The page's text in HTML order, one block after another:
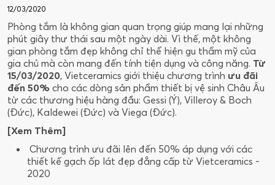
12/03/2020
Phòng tắm là không gian quan trọng giúp mang lại những
phút giây thư thái sau một ngày dài. Vì thế, một không
gian phòng tắm đẹp không chỉ thể hiện gu thẩm mỹ của
gia chủ mà còn mang đến tính tiện dụng và công năng. Từ
15/03/2020, Vietceramics giới thiệu chương trình ưu đãi
đến 50% cho các dòng sản phẩm thiết bị vệ sinh Châu Âu
từ các thương hiệu hàng đầu: Gessi (Ý), Villeroy & Boch
(Đức), Kaldewei (Đức) và Viega (Đức).
[Xem Thêm]
Chương trình ưu đãi lên đến 50% áp dụng với các
thiết kế gạch ốp lát đẹp đẳng cấp từ Vietceramics -
2020